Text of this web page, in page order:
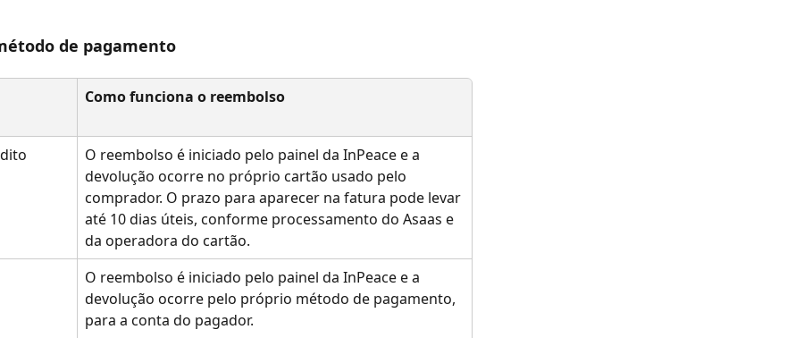
de pagamento
Como funciona o reembolso
O reembolso é iniciado pelo painel da InPeace e a
devolução ocorre no próprio cartão usado pelo
comprador. O prazo para aparecer na fatura pode levar
até 10 dias úteis, conforme processamento do Asaas e
da operadora do cartão.
O reembolso é iniciado pelo painel da InPeace e a
devolução ocorre pelo próprio método de pagamento,
para a conta do pagador.